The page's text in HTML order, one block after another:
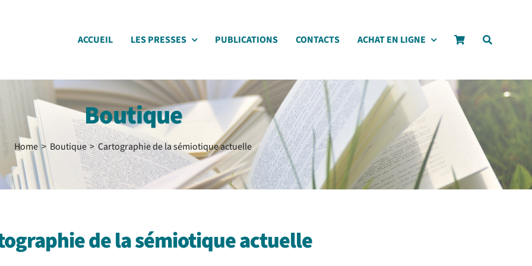
ACCUEIL LES PRESSES PUBLICATIONS CONTACTS ACHAT EN LIGNE
Boutique
Home Boutique Cartographie de la sémiotique actuelle
de la sémiotique actuelle